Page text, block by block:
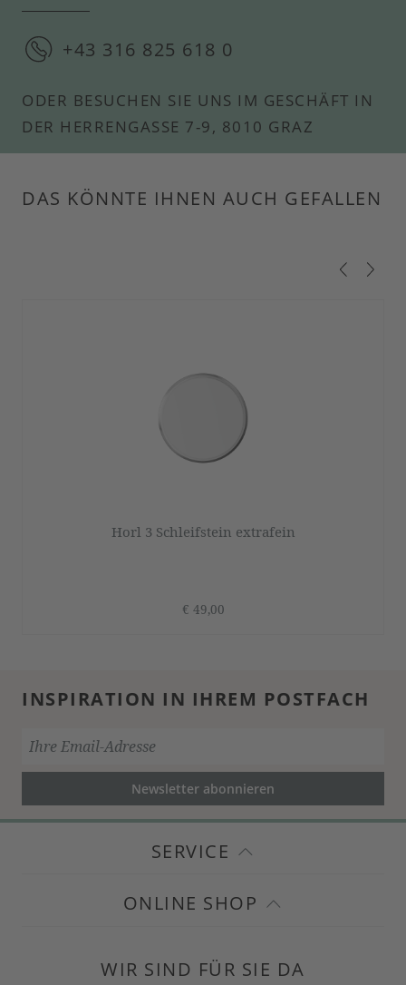
+43 316 825 618 0
ODER BESUCHEN SIE UNS IM GESCHÄFT IN
DER HERRENGASSE 7-9, 8010 GRAZ
DAS KÖNNTE IHNEN AUCH GEFALLEN
Horl 3 Schleifstein extrafein
€ 49,00
INSPIRATION IN IHREM POSTFACH
Newsletter abonnieren
SERVICE
ONLINE SHOP
WIR SIND FÜR SIE DA